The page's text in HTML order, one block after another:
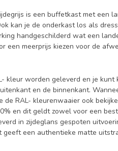
is een buffetkast met een
kan je de onderkast los als
handgeschilderd wat een
een meerprijs kiezen voor de
kleur worden geleverd en je kunt
en de binnenkant.
RAL- kleurenwaaier ook
en dit geldt zowel voor een
in zijdeglans gespoten
een authentieke matte